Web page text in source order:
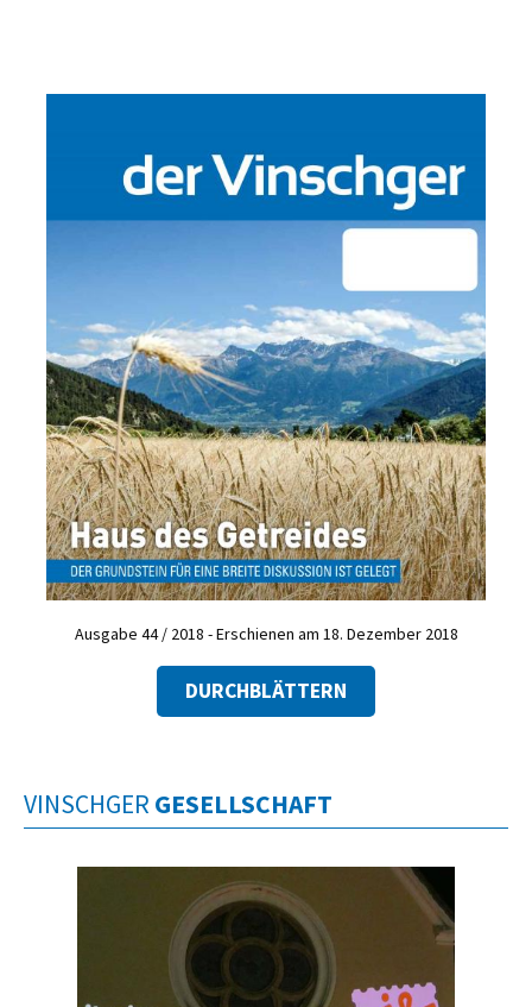
Ausgabe 44 / 2018 - Erschienen am 18. Dezember 2018
DURCHBLÄTTERN
VINSCHGER GESELLSCHAFT